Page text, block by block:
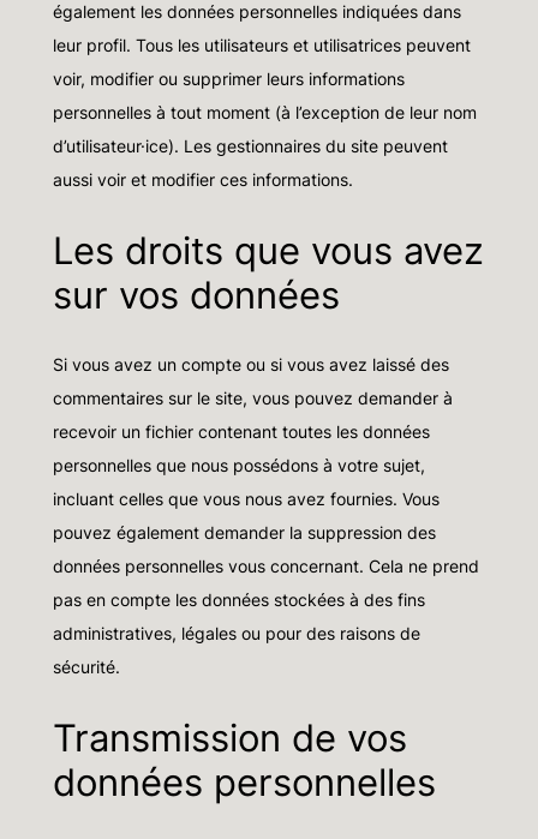
également les données personnelles indiquées dans
leur profil. Tous les utilisateurs et utilisatrices peuvent
voir, modifier ou supprimer leurs informations
personnelles à tout moment (à l’exception de leur nom
d’utilisateur·ice). Les gestionnaires du site peuvent
aussi voir et modifier ces informations.
Les droits que vous avez
sur vos données
Si vous avez un compte ou si vous avez laissé des
commentaires sur le site, vous pouvez demander à
recevoir un fichier contenant toutes les données
personnelles que nous possédons à votre sujet,
incluant celles que vous nous avez fournies. Vous
pouvez également demander la suppression des
données personnelles vous concernant. Cela ne prend
pas en compte les données stockées à des fins
administratives, légales ou pour des raisons de
sécurité.
Transmission de vos
données personnelles